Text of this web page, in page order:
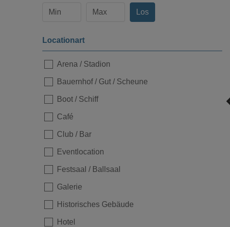
Los
Locationart
Arena / Stadion
Bauernhof / Gut / Scheune
Boot / Schiff
Café
Club / Bar
Eventlocation
Festsaal / Ballsaal
Galerie
Historisches Gebäude
Hotel